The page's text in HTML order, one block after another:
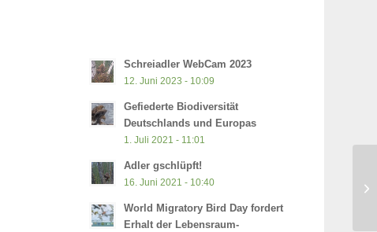
Schreiadler WebCam 2023
12. Juni 2023 - 10:09
Gefiederte Biodiversität
Deutschlands und Europas
1. Juli 2021 - 11:01
Adler gschlüpft!
16. Juni 2021 - 10:40
World Migratory Bird Day fordert
Erhalt der Lebensraum-